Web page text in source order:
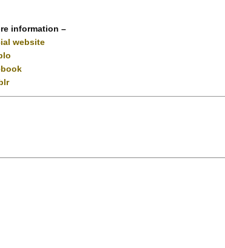
information –
website